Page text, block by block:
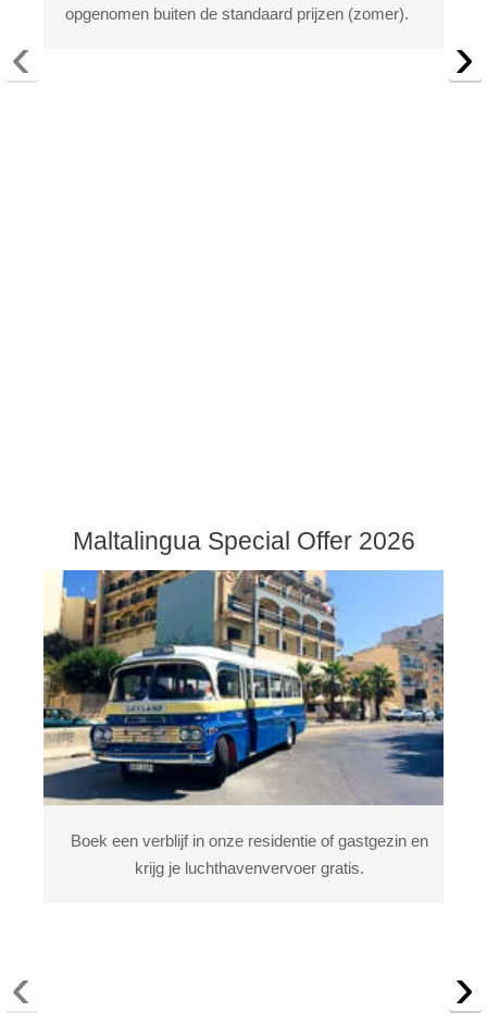
opgenomen buiten de standaard prijzen (zomer).
‹ ›
Maltalingua Special Offer 2026
Boek een verblijf in onze residentie of gastgezin en
krijg je luchthavenvervoer gratis.
‹ ›